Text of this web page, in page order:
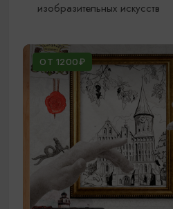
изобразительных искусств
ОТ 1200₽